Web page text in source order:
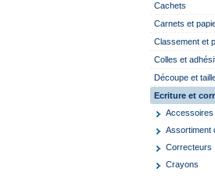
Cachets
Carnets et
Classement et
Colles et
Découpe et
Ecriture et
Accessoires
Assortiment
Correcteurs
Crayons